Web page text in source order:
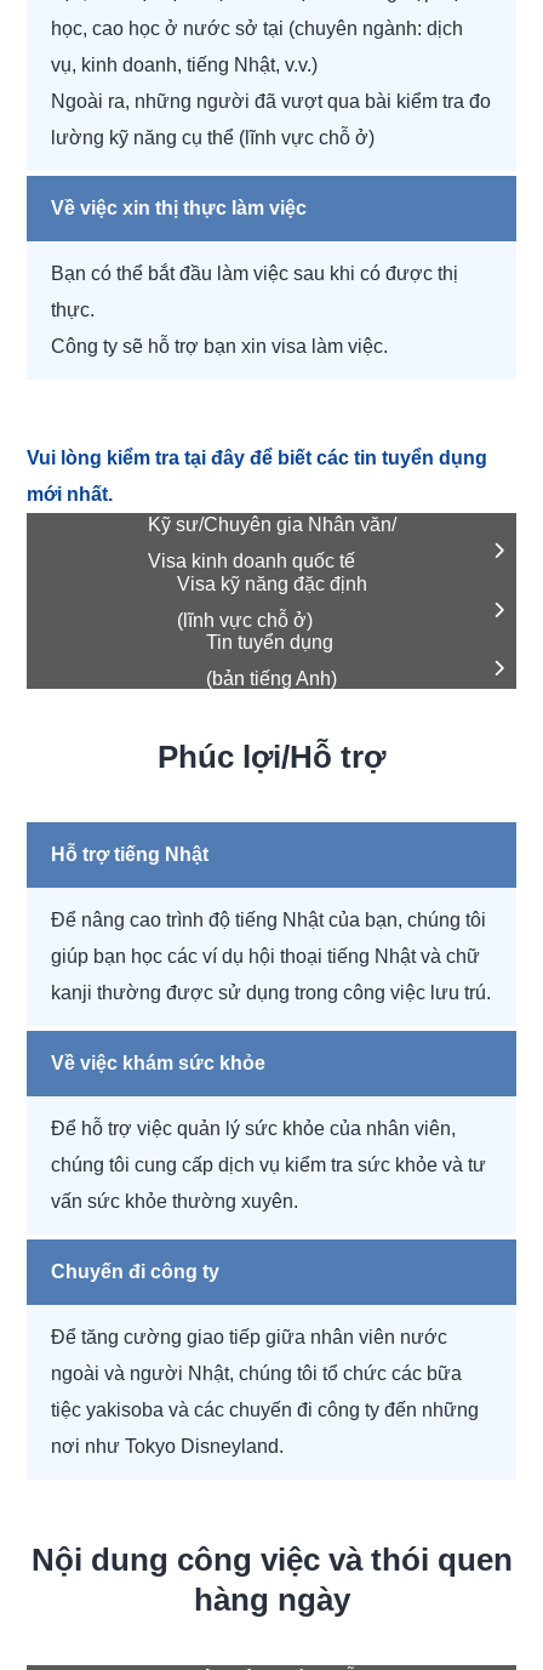
học, cao học ở nước sở tại (chuyên ngành: dịch
vụ, kinh doanh, tiếng Nhật, v.v.)
Ngoài ra, những người đã vượt qua bài kiểm tra đo
lường kỹ năng cụ thể (lĩnh vực chỗ ở)
Về việc xin thị thực làm việc
Bạn có thể bắt đầu làm việc sau khi có được thị
thực.
Công ty sẽ hỗ trợ bạn xin visa làm việc.
Vui lòng kiểm tra tại đây để biết các tin tuyển dụng
mới nhất.
Kỹ sư/Chuyên gia Nhân văn/
Visa kinh doanh quốc tế
Visa kỹ năng đặc định
(lĩnh vực chỗ ở)
Tin tuyển dụng
(bản tiếng Anh)
Phúc lợi/Hỗ trợ
Hỗ trợ tiếng Nhật
Để nâng cao trình độ tiếng Nhật của bạn, chúng tôi
giúp bạn học các ví dụ hội thoại tiếng Nhật và chữ
kanji thường được sử dụng trong công việc lưu trú.
Về việc khám sức khỏe
Để hỗ trợ việc quản lý sức khỏe của nhân viên,
chúng tôi cung cấp dịch vụ kiểm tra sức khỏe và tư
vấn sức khỏe thường xuyên.
Chuyến đi công ty
Để tăng cường giao tiếp giữa nhân viên nước
ngoài và người Nhật, chúng tôi tổ chức các bữa
tiệc yakisoba và các chuyến đi công ty đến những
nơi như Tokyo Disneyland.
Nội dung công việc và thói quen
hàng ngày